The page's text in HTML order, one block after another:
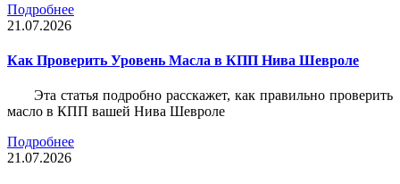
Подробнее
21.07.2026
Как Проверить Уровень Масла в КПП Нива Шевроле
Эта статья подробно расскажет, как правильно проверить
масло в КПП вашей Нива Шевроле
Подробнее
21.07.2026